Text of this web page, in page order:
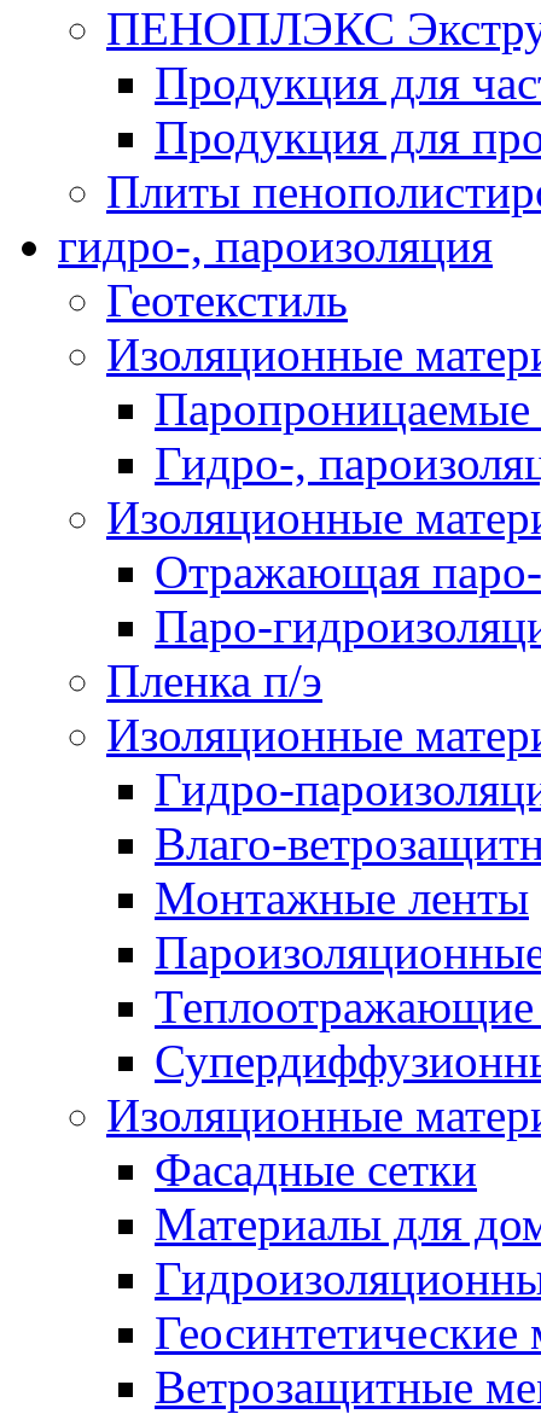
ПЕНОПЛЭКС
Продукция для
Продукция для
Плиты
гидро-, пароизоляция
Геотекстиль
Изоляционные
Гидро-,
Изоляционные
Отражающая
Паро-
Пленка п/э
Изоляционные
Гидро-
Влаго-
Монтажные ленты
Теплоотражающие
Изоляционные
Фасадные сетки
Материалы для
Геосинтетические
Ветрозащитные